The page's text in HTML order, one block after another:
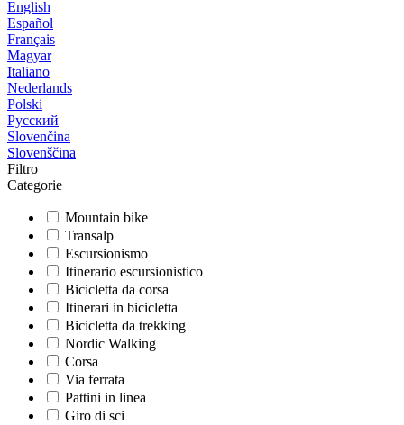
English
Español
Français
Magyar
Italiano
Nederlands
Polski
Русский
Slovenčina
Slovenščina
Filtro
Categorie
Mountain bike
Transalp
Escursionismo
Itinerario escursionistico
Bicicletta da corsa
Itinerari in bicicletta
Bicicletta da trekking
Nordic Walking
Corsa
Via ferrata
Pattini in linea
Giro di sci